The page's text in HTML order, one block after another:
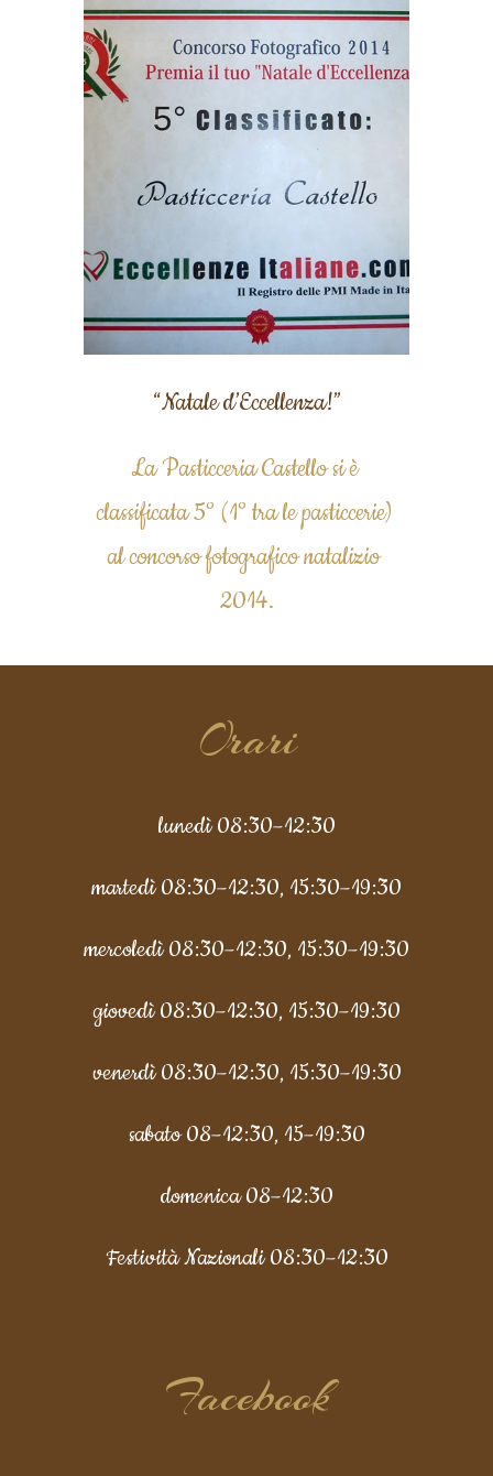
“Natale d’Eccellenza!”
La Pasticceria Castello si è
classificata 5° (1° tra le pasticcerie)
al concorso fotografico natalizio
2014.
Orari
lunedì 08:30–12:30
martedì 08:30–12:30, 15:30–19:30
mercoledì 08:30–12:30, 15:30–19:30
giovedì 08:30–12:30, 15:30–19:30
venerdì 08:30–12:30, 15:30–19:30
sabato 08–12:30, 15–19:30
domenica 08–12:30
Festività Nazionali08:30–12:30
Facebook